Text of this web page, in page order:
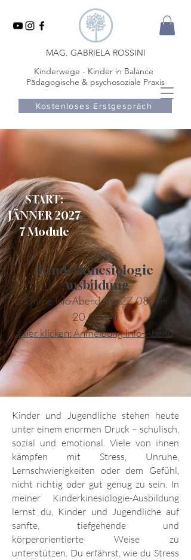
MAG. GABRIELA ROSSINI
Kinderwege - Kinder in Balance
Pädagogische & psychosoziale Praxis
Kostenloses Erstgespräch
Kinderkinesiologie
Ausbildung
Online Info-Abend am 27.08. um
20.00 Uhr
Hier klicken: Anmeldung Info-Abend
START:
JÄNNER 2027
7 Module
Kinder und Jugendliche stehen heute
unter einem enormen Druck – schulisch,
sozial und emotional. Viele von ihnen
kämpfen mit Stress, Unruhe,
Lernschwierigkeiten oder dem Gefühl,
nicht richtig oder gut genug zu sein. In
meiner Kinderkinesiologie-Ausbildung
lernst du, Kinder und Jugendliche auf
sanfte, tiefgehende und
körperorientierte Weise zu
unterstützen. Du erfährst, wie du Stress